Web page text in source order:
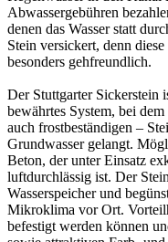
Abwassergebühren
denen das Wasser statt
Stein versickert, denn
besonders gehfreundlich.
Der Stuttgarter Sickerstein
bewährtes System, bei
auch frostbeständigen –
Grundwasser gelangt.
Beton, der unter Einsatz
luftdurchlässig ist. Der
Wasserspeicher und
Mikroklima vor Ort.
befestigt werden können